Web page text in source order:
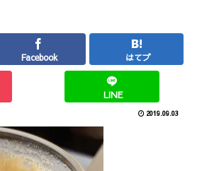
Facebook はてブ
LINE
2019.09.03